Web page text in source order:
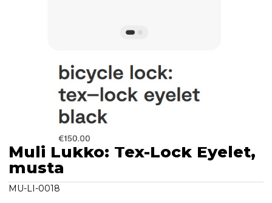
Muli Lukko: Tex-Lock Eyelet,
musta
MU-LI-0018